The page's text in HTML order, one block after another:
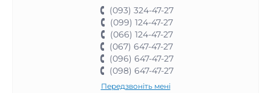
(093) 324-47-27
(099) 124-47-27
(066) 124-47-27
(067) 647-47-27
(096) 647-47-27
(098) 647-47-27
Передзвоніть мені